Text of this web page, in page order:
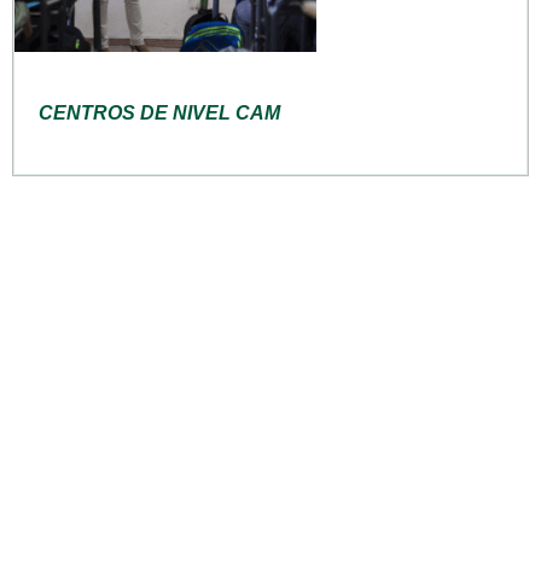
CENTROS DE NIVEL CAM